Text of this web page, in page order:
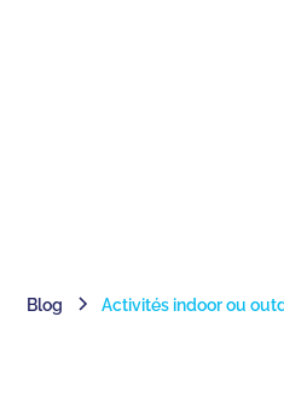
Blog Activités indoor ou